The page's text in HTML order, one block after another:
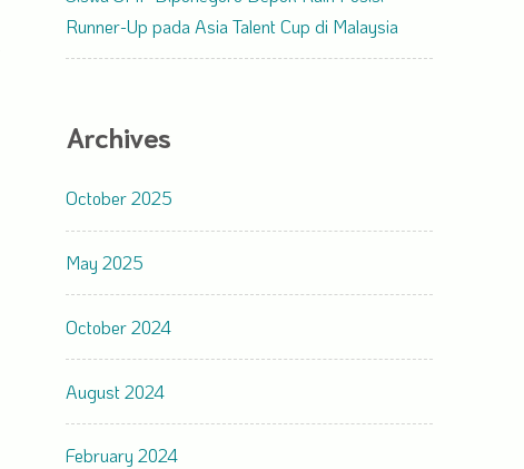
Runner-Up pada Asia Talent Cup di Malaysia
Archives
October 2025
May 2025
October 2024
August 2024
February 2024